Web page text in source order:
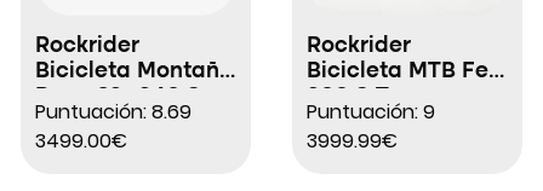
Rockrider
Bicicleta Montaña
LTD
Puntuación: 8.69
3499.00€
Rockrider
Bicicleta MTB Feel
Edition
Puntuación: 9
3999.99€